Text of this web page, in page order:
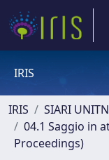
IRIS
IRIS SIARI UNITN
04.1 Saggio in
Proceedings)